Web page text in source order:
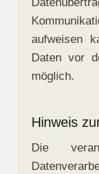
aufweisen
Daten vor
möglich.
Hinweis
Die